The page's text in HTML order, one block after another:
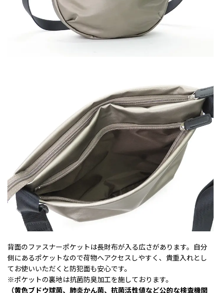
背面のファスナーポケットは長財布が入る広さがあります。自分
側にあるポケットなので荷物へアクセスしやすく、貴重入れとし
てお使いいただくと防犯面も安心です。
※ポケットの裏地は抗菌防臭加工を施しております。
（黄色ブドウ球菌、肺炎かん菌、抗菌活性値など公的な検査機関